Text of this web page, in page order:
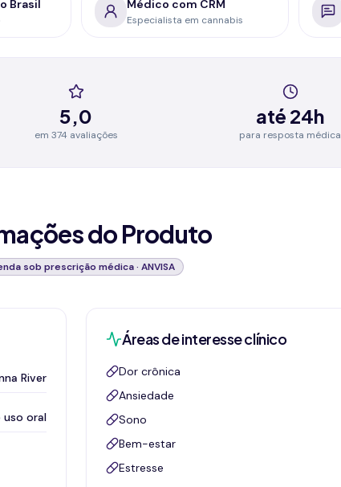
Brasil Médico com CRM
Especialista em cannabis
5,0
em 374 avaliações
até 24h
para resposta médica
do Produto
sob prescrição médica · ANVISA
River
uso oral
Áreas de interesse clínico
Dor crônica
Ansiedade
Sono
Bem-estar
Estresse